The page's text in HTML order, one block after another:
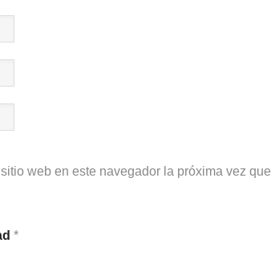
web en este navegador la próxima vez que
*